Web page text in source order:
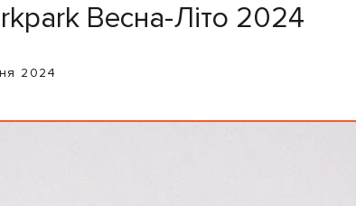
Весна-Літо 2024
2024